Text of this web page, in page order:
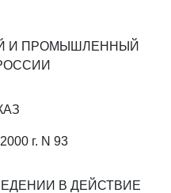
И ПРОМЫШЛЕННЫЙ
г. N 93
В ДЕЙСТВИЕ